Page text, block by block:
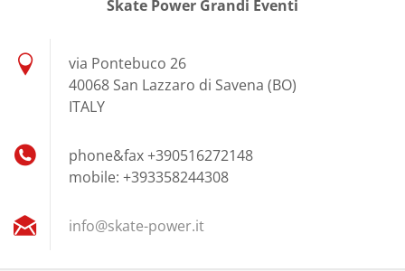
Skate Power Grandi Eventi
via Pontebuco 26
40068 San Lazzaro di Savena (BO)
ITALY
phone&fax +390516272148
mobile: +393358244308
info@skate-power.it